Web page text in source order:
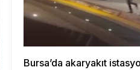
Bursa’da akaryakıt